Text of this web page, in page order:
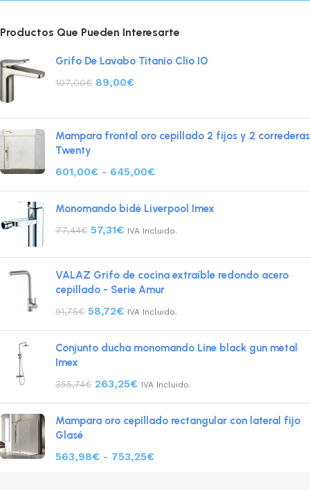
Productos Que Pueden Interesarte
Grifo De Lavabo Titanio Clio IO
107,00€ 89,00€
Mampara frontal oro cepillado 2 fijos y 2 correderas
Twenty
601,00€ - 645,00€
Monomando bidé Liverpool Imex
77,44€ 57,31€ IVA Incluido.
VALAZ Grifo de cocina extraíble redondo acero
cepillado - Serie Amur
91,75€ 58,72€ IVA Incluido.
Conjunto ducha monomando Line black gun metal
Imex
355,74€ 263,25€ IVA Incluido.
Mampara oro cepillado rectangular con lateral fijo
Glasé
563,98€ - 753,25€